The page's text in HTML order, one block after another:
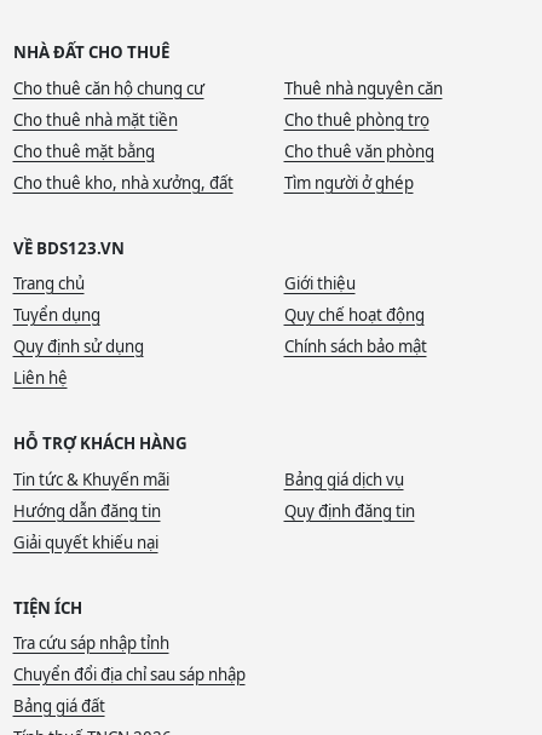
NHÀ ĐẤT CHO THUÊ
Cho thuê căn hộ chung cư
Thuê nhà nguyên căn
Cho thuê nhà mặt tiền
Cho thuê phòng trọ
Cho thuê mặt bằng
Cho thuê văn phòng
Cho thuê kho, nhà xưởng, đất
Tìm người ở ghép
VỀ BDS123.VN
Trang chủ
Giới thiệu
Tuyển dụng
Quy chế hoạt động
Quy định sử dụng
Chính sách bảo mật
Liên hệ
HỖ TRỢ KHÁCH HÀNG
Tin tức & Khuyến mãi
Bảng giá dịch vụ
Hướng dẫn đăng tin
Quy định đăng tin
Giải quyết khiếu nại
TIỆN ÍCH
Tra cứu sáp nhập tỉnh
Chuyển đổi địa chỉ sau sáp nhập
Bảng giá đất